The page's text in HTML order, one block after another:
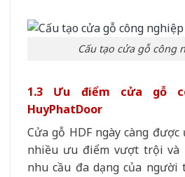
Cấu tạo cửa gỗ công
1.3 Ưu điểm cửa gỗ
HuyPhatDoor
Cửa gỗ HDF ngày càng
nhiều ưu điểm vượt trội và
nhu cầu đa dạng của người